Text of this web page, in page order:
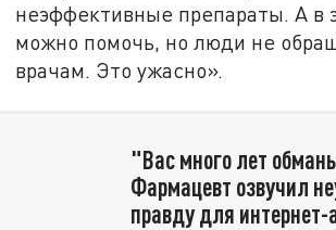
неэффективные препараты. А в
можно помочь, но люди не
врачам. Это ужасно».
"Вас много лет
Фармацевт озвучил
правду для интернет-